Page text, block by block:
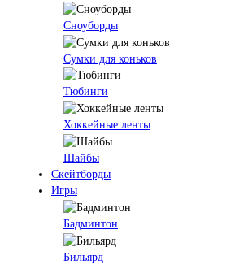
Сноуборды
Сумки для коньков
Тюбинги
Хоккейные ленты
Шайбы
Скейтборды
Игры
Бадминтон
Бильярд